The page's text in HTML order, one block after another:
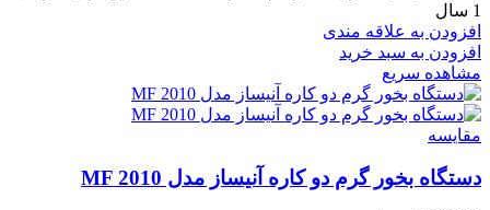
1 سال
افزودن به علاقه مندی
افزودن به سبد خرید
مشاهده سریع
مقایسه
دستگاه بخور گرم دو کاره آنیساز مدل MF 2010